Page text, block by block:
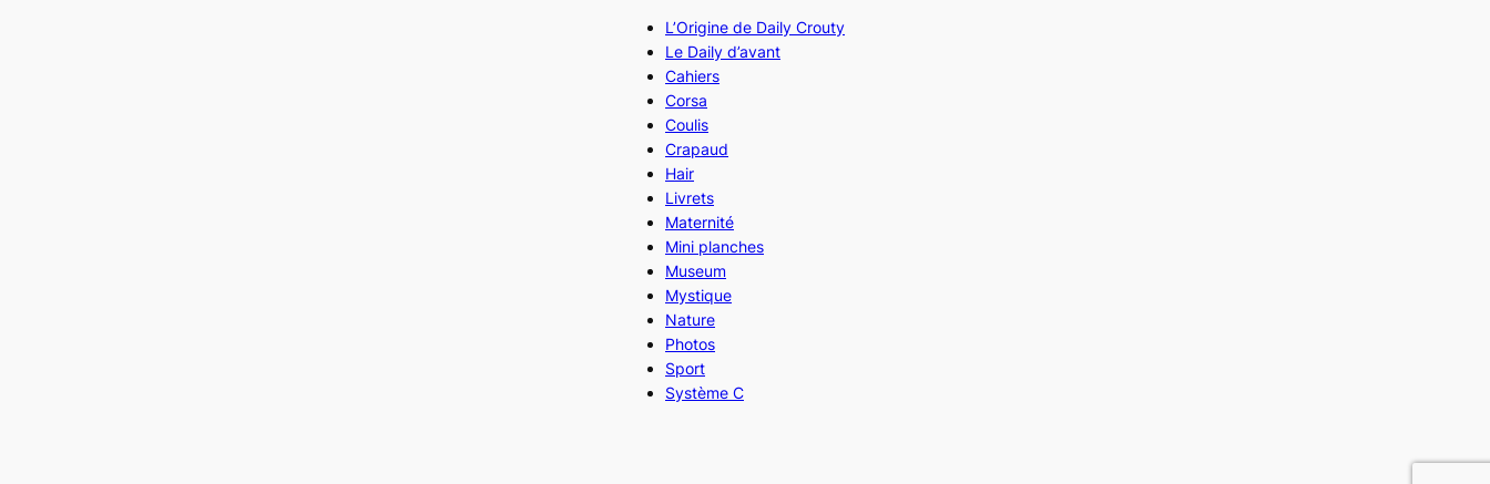
L’Origine de Daily Crouty
Le Daily d’avant
Cahiers
Corsa
Coulis
Crapaud
Hair
Livrets
Maternité
Mini planches
Museum
Mystique
Nature
Photos
Sport
Système C